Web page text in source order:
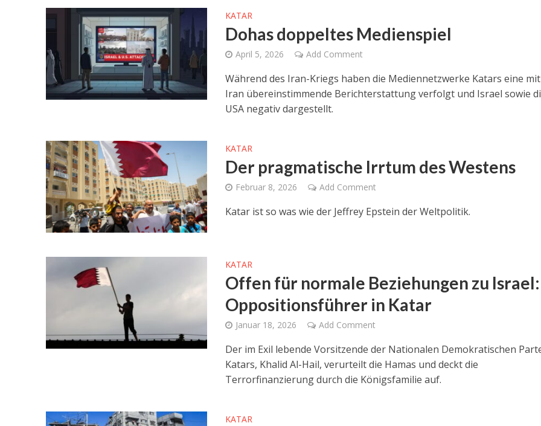
KATAR
Dohas doppeltes Medienspiel
April 5, 2026 Add Comment
Während des Iran-Kriegs haben die Mediennetzwerke Katars eine
Iran übereinstimmende Berichterstattung verfolgt und Israel sowie
USA negativ dargestellt.
KATAR
Der pragmatische Irrtum des Westens
Februar 8, 2026 Add Comment
Katar ist so was wie der Jeffrey Epstein der Weltpolitik.
KATAR
Offen für normale Beziehungen zu Israel:
Oppositionsführer in Katar
Januar 18, 2026 Add Comment
Der im Exil lebende Vorsitzende der Nationalen Demokratischen
Katars, Khalid Al-Hail, verurteilt die Hamas und deckt die
Terrorfinanzierung durch die Königsfamilie auf.
KATAR